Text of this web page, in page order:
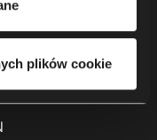
plików cookie